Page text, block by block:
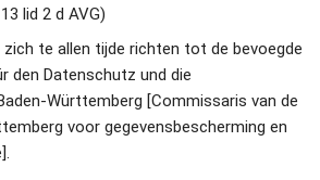
lid 2 d AVG)
te allen tijde richten tot de bevoegde
den Datenschutz und die
Württemberg [Commissaris van de
voor gegevensbescherming en